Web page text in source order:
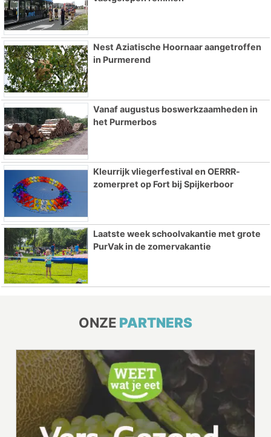
Nest Aziatische Hoornaar aangetroffen
in Purmerend
Vanaf augustus boswerkzaamheden in
het Purmerbos
Kleurrijk vliegerfestival en OERRR-
zomerpret op Fort bij Spijkerboor
Laatste week schoolvakantie met grote
PurVak in de zomervakantie
ONZE PARTNERS